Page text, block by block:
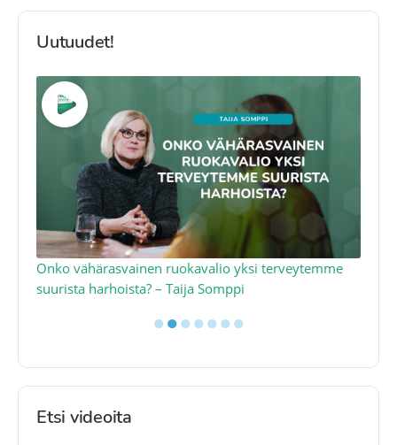
Uutuudet!
Onko vähärasvainen ruokavalio yksi terveytemme
suurista harhoista? – Taija Somppi
●●●●●●●
Etsi videoita